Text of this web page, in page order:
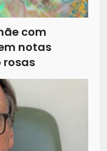
com
notas
rosas